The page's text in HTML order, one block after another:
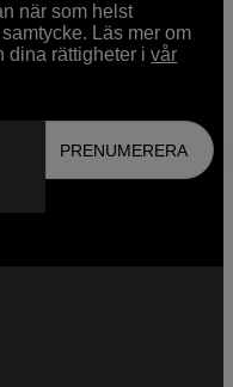
när som helst
Läs mer om
dina rättigheter ivår
PRENUMERERA